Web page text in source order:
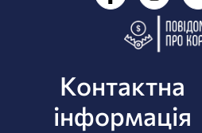
Контактна
інформація